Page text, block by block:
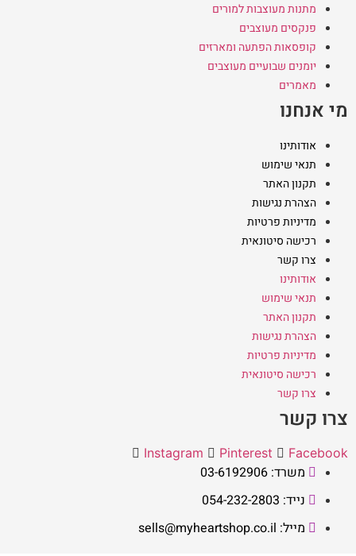
מתנות מעוצבות למורים
פנקסים מעוצבים
קופסאות הפתעה ומארזים
יומנים שבועיים מעוצבים
מאמרים
מי אנחנו
אודותינו
תנאי שימוש
תקנון האתר
הצהרת נגישות
מדיניות פרטיות
רכישה סיטונאית
צרו קשר
אודותינו
תנאי שימוש
תקנון האתר
הצהרת נגישות
מדיניות פרטיות
רכישה סיטונאית
צרו קשר
צרו קשר
Instagram Pinterest Facebook
משרד: 03-6192906
נייד: 054-232-2803
מייל: sells@myheartshop.co.il